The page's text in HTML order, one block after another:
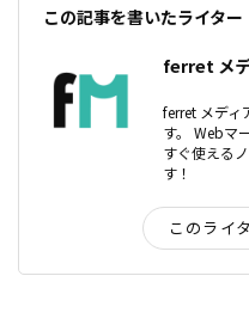
この記事を書いたライター
ferret メ
ferret メディ
す。 Webマ
すぐ使える
す！
このライ